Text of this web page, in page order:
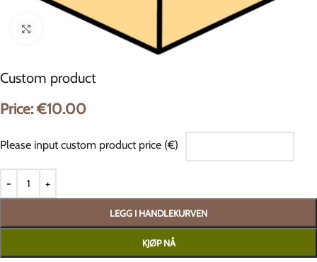
Klikk for å forstørre
Custom product
Price:€10.00
Please input custom product price (€)
LEGG I HANDLEKURVEN
KJØP NÅ